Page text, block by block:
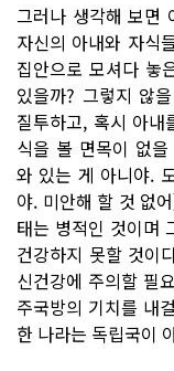
그러나 생각해 보면
자신의 아내와 자식
집안으로 모셔다 놓
있을까? 그렇지 않
질투하고, 혹시 아
식을 볼 면목이 없
와 있는 게 아니야.
야. 미안해 할 것 없
태는 병적인 것이며
건강하지 못할 것이
신건강에 주의할 필
주국방의 기치를 내
한 나라는 독립국이